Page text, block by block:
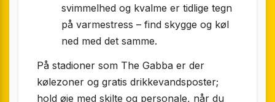
svimmelhed og kvalme er tidlige tegn
på varme­stress – find skygge og køl
ned med det samme.
På stadioner som The Gabba er der
kølezoner og gratis drikkevandsposter;
hold øje med skilte og personale, når du